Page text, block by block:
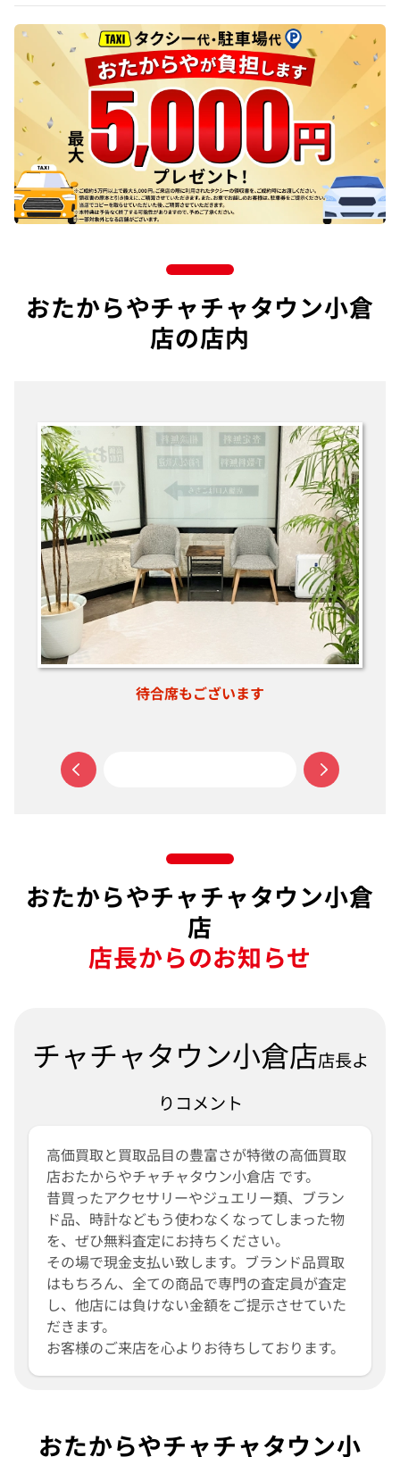
おたからやチャチャタウン小倉
店の店内
通路はフラットで、お部屋は複数ご用意しております
おたからやチャチャタウン小倉
店
店長からのお知らせ
チャチャタウン小倉店店長よ
りコメント
高価買取と買取品目の豊富さが特徴の高価買取
店おたからやチャチャタウン小倉店 です。
昔買ったアクセサリーやジュエリー類、ブラン
ド品、時計などもう使わなくなってしまった物
を、ぜひ無料査定にお持ちください。
その場で現金支払い致します。ブランド品買取
はもちろん、全ての商品で専門の査定員が査定
し、他店には負けない金額をご提示させていた
だきます。
お客様のご来店を心よりお待ちしております。
おたからやチャチャタウン小